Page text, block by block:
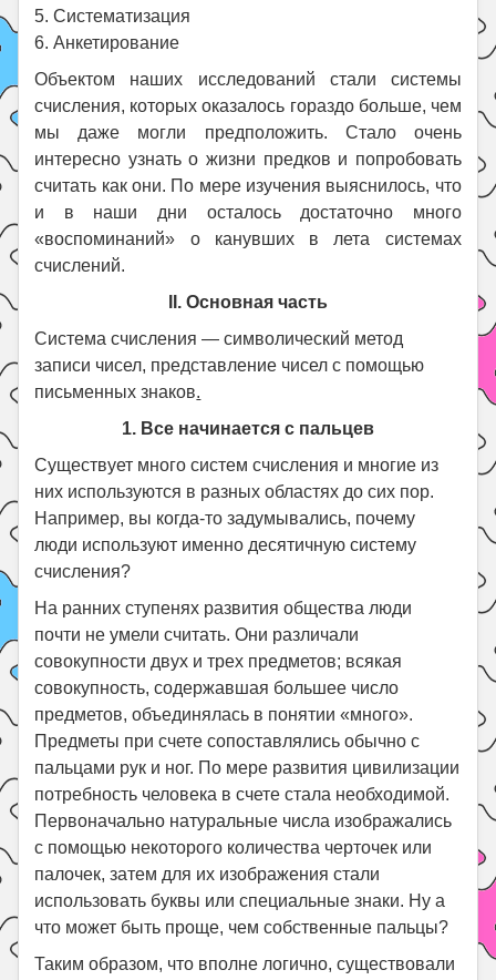
5. Систематизация
6. Анкетирование
Объектом наших исследований стали системы
счисления, которых оказалось гораздо больше, чем
мы даже могли предположить. Стало очень
интересно узнать о жизни предков и попробовать
считать как они. По мере изучения выяснилось, что
и в наши дни осталось достаточно много
«воспоминаний» о канувших в лета системах
счислений.
II. Основная часть
Система счисления — символический метод
записи чисел, представление чисел с помощью
письменных знаков.
1. Все начинается с пальцев
Существует много систем счисления и многие из
них используются в разных областях до сих пор.
Например, вы когда-то задумывались, почему
люди используют именно десятичную систему
счисления?
На ранних ступенях развития общества люди
почти не умели считать. Они различали
совокупности двух и трех предметов; всякая
совокупность, содержавшая большее число
предметов, объединялась в понятии «много».
Предметы при счете сопоставлялись обычно с
пальцами рук и ног. По мере развития цивилизации
потребность человека в счете стала необходимой.
Первоначально натуральные числа изображались
с помощью некоторого количества черточек или
палочек, затем для их изображения стали
использовать буквы или специальные знаки. Ну а
что может быть проще, чем собственные пальцы?
Таким образом, что вполне логично, существовали